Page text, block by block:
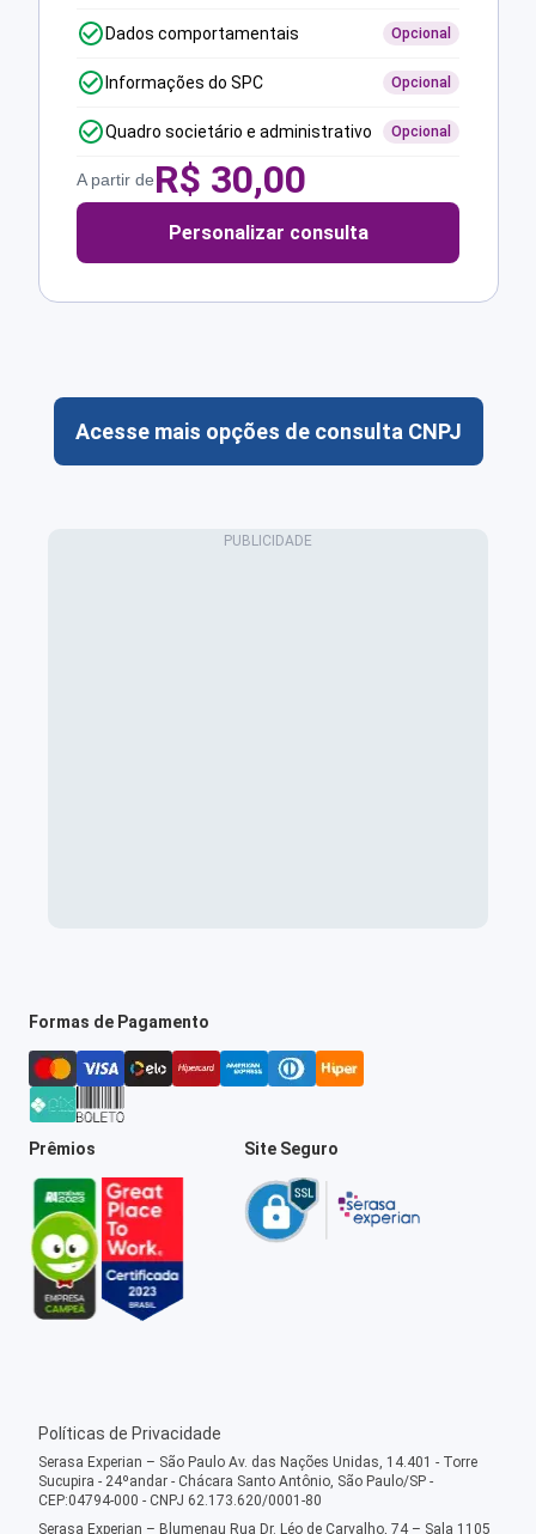
Dados comportamentais Opcional
Informações do SPC Opcional
Quadro societário e administrativo Opcional
A partir deR$ 30,00
Personalizar consulta
Acesse mais opções de consulta CNPJ
Formas de Pagamento
Prêmios Site Seguro
Políticas de Privacidade
Serasa Experian – São Paulo Av. das Nações Unidas, 14.401 - Torre
Sucupira - 24ºandar - Chácara Santo Antônio, São Paulo/SP -
CEP:04794-000 - CNPJ 62.173.620/0001-80
Serasa Experian – Blumenau Rua Dr. Léo de Carvalho, 74 – Sala 1105